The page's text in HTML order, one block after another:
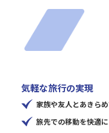
気軽な旅行の実現
家族や友人とあきらめ
旅先での移動を快適